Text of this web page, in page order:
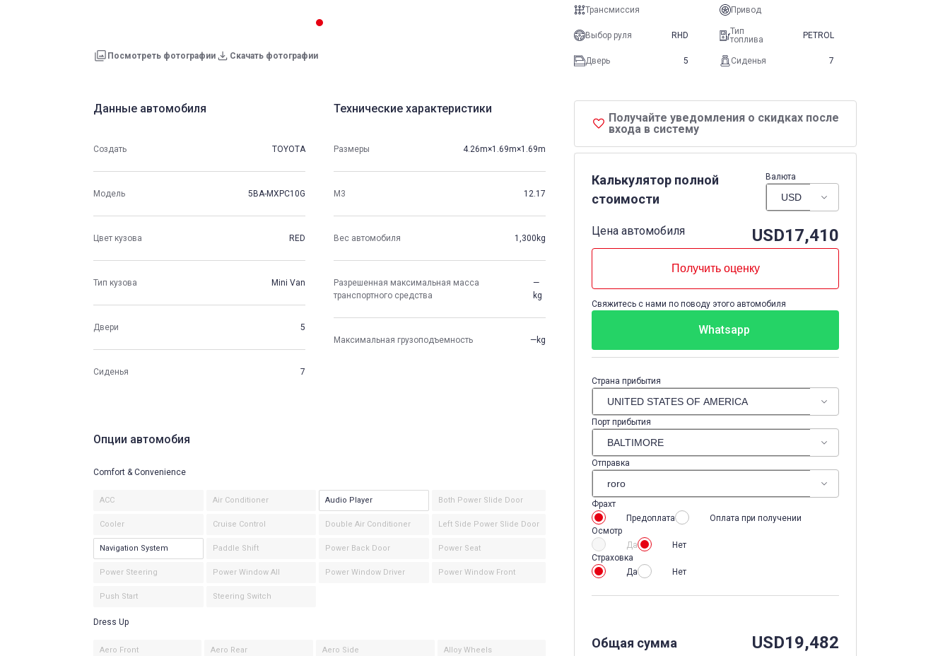
Посмотреть фотографии Скачать фотографии
Получайте уведомления о скидках после
входа в систему
Калькулятор полной
стоимости
Валюта
Цена автомобиля USD17,410
Получить оценку
Свяжитесь с нами по поводу этого автомобиля
Whatsapp
Страна прибытия
Порт прибытия
Отправка
Фрахт
Предоплата
Оплата при получении
Осмотр
Да
Нет
Страховка
Да
Нет
Общая сумма USD19,482
Трансмиссия Привод
Выбор руля RHD
Тип
топлива
PETROL
Дверь 5 Сиденья 7
Данные автомобиля
Создать TOYOTA
Модель 5BA-MXPC10G
Цвет кузова RED
Тип кузова Mini Van
Двери 5
Сиденья 7
Технические характеристики
Размеры 4.26m×1.69m×1.69m
М3 12.17
Вес автомобиля 1,300kg
Разрешенная максимальная масса
транспортного средства
—
kg
Максимальная грузоподъемность —kg
Опции автомобия
Comfort & Convenience
ACC Air Conditioner Audio Player Both Power Slide Door
Cooler Cruise Control Double Air Conditioner Left Side Power Slide Door
Navigation System Paddle Shift Power Back Door Power Seat
Power Steering Power Window All Power Window Driver Power Window Front
Push Start Steering Switch
Dress Up
Aero Front Aero Rear Aero Side Alloy Wheels